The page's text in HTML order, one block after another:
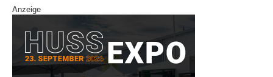
Anzeige